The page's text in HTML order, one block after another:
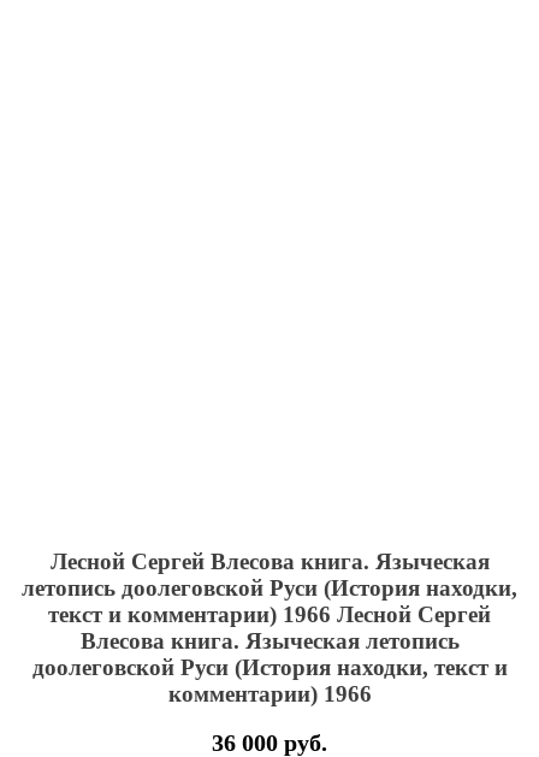
Лесной Сергей Влесова книга. Языческая
летопись доолеговской Руси (История находки,
текст и комментарии) 1966 Лесной Сергей
Влесова книга. Языческая летопись
доолеговской Руси (История находки, текст и
комментарии) 1966
36 000 руб.